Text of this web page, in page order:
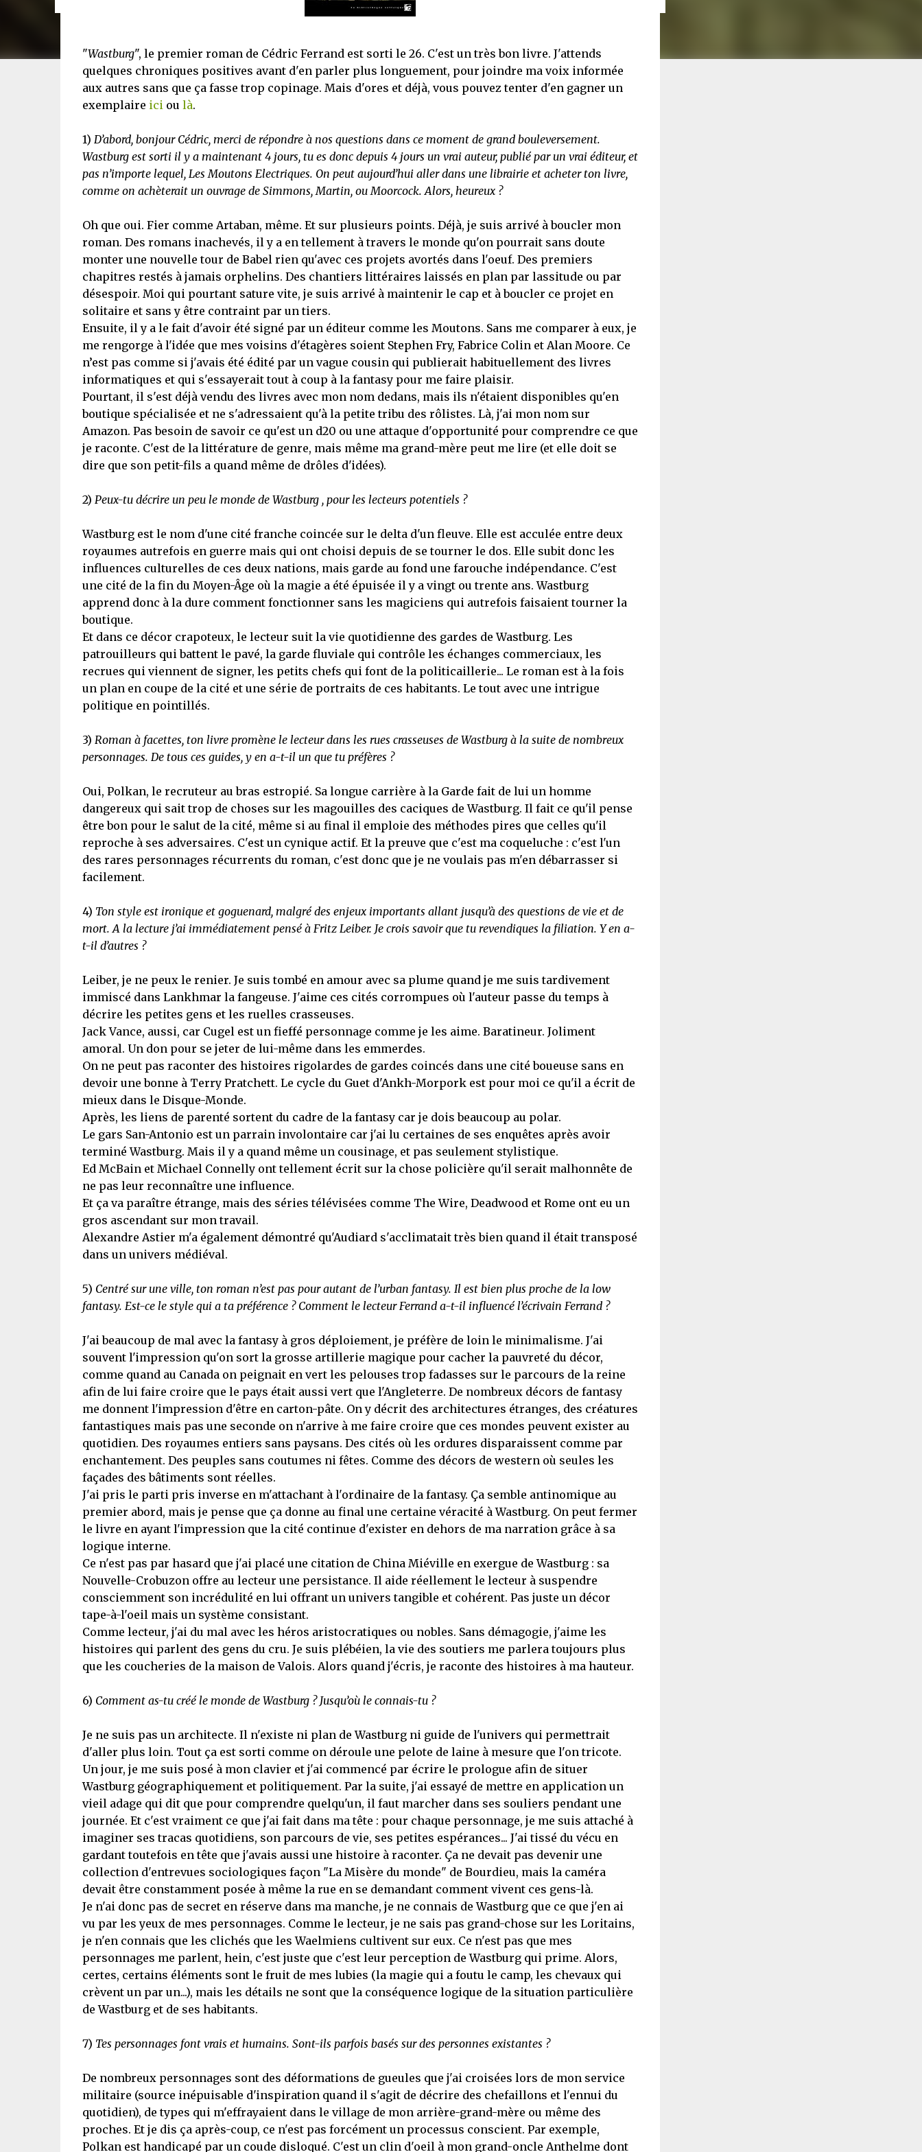
"Wastburg", le premier roman de Cédric Ferrand est sorti le 26. C'est un très bon livre. J'attends
quelques chroniques positives avant d'en parler plus longuement, pour joindre ma voix informée
aux autres sans que ça fasse trop copinage. Mais d'ores et déjà, vous pouvez tenter d'en gagner un
exemplaire iciou là.
1) D’abord, bonjour Cédric, merci de répondre à nos questions dans ce moment de grand bouleversement.
Wastburg est sorti il y a maintenant 4 jours, tu es donc depuis 4 jours un vrai auteur, publié par un vrai éditeur, et
pas n’importe lequel, Les Moutons Electriques. On peut aujourd’hui aller dans une librairie et acheter ton livre,
comme on achèterait un ouvrage de Simmons, Martin, ou Moorcock. Alors, heureux ?
Oh que oui. Fier comme Artaban, même. Et sur plusieurs points. Déjà, je suis arrivé à boucler mon
roman. Des romans inachevés, il y a en tellement à travers le monde qu'on pourrait sans doute
monter une nouvelle tour de Babel rien qu'avec ces projets avortés dans l'oeuf. Des premiers
chapitres restés à jamais orphelins. Des chantiers littéraires laissés en plan par lassitude ou par
désespoir. Moi qui pourtant sature vite, je suis arrivé à maintenir le cap et à boucler ce projet en
solitaire et sans y être contraint par un tiers.
Ensuite, il y a le fait d'avoir été signé par un éditeur comme les Moutons. Sans me comparer à eux, je
me rengorge à l'idée que mes voisins d'étagères soient Stephen Fry, Fabrice Colin et Alan Moore. Ce
n’est pas comme si j'avais été édité par un vague cousin qui publierait habituellement des livres
informatiques et qui s'essayerait tout à coup à la fantasy pour me faire plaisir.
Pourtant, il s'est déjà vendu des livres avec mon nom dedans, mais ils n'étaient disponibles qu'en
boutique spécialisée et ne s'adressaient qu'à la petite tribu des rôlistes. Là, j'ai mon nom sur
Amazon. Pas besoin de savoir ce qu'est un d20 ou une attaque d'opportunité pour comprendre ce que
je raconte. C'est de la littérature de genre, mais même ma grand-mère peut me lire (et elle doit se
dire que son petit-fils a quand même de drôles d'idées).
2) Peux-tu décrire un peu le monde de Wastburg , pour les lecteurs potentiels ?
Wastburg est le nom d'une cité franche coincée sur le delta d'un fleuve. Elle est acculée entre deux
royaumes autrefois en guerre mais qui ont choisi depuis de se tourner le dos. Elle subit donc les
influences culturelles de ces deux nations, mais garde au fond une farouche indépendance. C'est
une cité de la fin du Moyen-Âge où la magie a été épuisée il y a vingt ou trente ans. Wastburg
apprend donc à la dure comment fonctionner sans les magiciens qui autrefois faisaient tourner la
boutique.
Et dans ce décor crapoteux, le lecteur suit la vie quotidienne des gardes de Wastburg. Les
patrouilleurs qui battent le pavé, la garde fluviale qui contrôle les échanges commerciaux, les
recrues qui viennent de signer, les petits chefs qui font de la politicaillerie... Le roman est à la fois
un plan en coupe de la cité et une série de portraits de ces habitants. Le tout avec une intrigue
politique en pointillés.
3) Roman à facettes, ton livre promène le lecteur dans les rues crasseuses de Wastburg à la suite de nombreux
personnages. De tous ces guides, y en a-t-il un que tu préfères ?
Oui, Polkan, le recruteur au bras estropié. Sa longue carrière à la Garde fait de lui un homme
dangereux qui sait trop de choses sur les magouilles des caciques de Wastburg. Il fait ce qu'il pense
être bon pour le salut de la cité, même si au final il emploie des méthodes pires que celles qu'il
reproche à ses adversaires. C'est un cynique actif. Et la preuve que c'est ma coqueluche : c'est l'un
des rares personnages récurrents du roman, c'est donc que je ne voulais pas m'en débarrasser si
facilement.
4) Ton style est ironique et goguenard, malgré des enjeux importants allant jusqu’à des questions de vie et de
mort. A la lecture j’ai immédiatement pensé à Fritz Leiber. Je crois savoir que tu revendiques la filiation. Y en a-
t-il d’autres ?
Leiber, je ne peux le renier. Je suis tombé en amour avec sa plume quand je me suis tardivement
immiscé dans Lankhmar la fangeuse. J'aime ces cités corrompues où l'auteur passe du temps à
décrire les petites gens et les ruelles crasseuses.
Jack Vance, aussi, car Cugel est un fieffé personnage comme je les aime. Baratineur. Joliment
amoral. Un don pour se jeter de lui-même dans les emmerdes.
On ne peut pas raconter des histoires rigolardes de gardes coincés dans une cité boueuse sans en
devoir une bonne à Terry Pratchett. Le cycle du Guet d'Ankh-Morpork est pour moi ce qu'il a écrit de
mieux dans le Disque-Monde.
Après, les liens de parenté sortent du cadre de la fantasy car je dois beaucoup au polar.
Le gars San-Antonio est un parrain involontaire car j'ai lu certaines de ses enquêtes après avoir
terminé Wastburg. Mais il y a quand même un cousinage, et pas seulement stylistique.
Ed McBain et Michael Connelly ont tellement écrit sur la chose policière qu'il serait malhonnête de
ne pas leur reconnaître une influence.
Et ça va paraître étrange, mais des séries télévisées comme The Wire, Deadwood et Rome ont eu un
gros ascendant sur mon travail.
Alexandre Astier m'a également démontré qu'Audiard s'acclimatait très bien quand il était transposé
dans un univers médiéval.
5) Centré sur une ville, ton roman n’est pas pour autant de l’urban fantasy. Il est bien plus proche de la low
fantasy. Est-ce le style qui a ta préférence ? Comment le lecteur Ferrand a-t-il influencé l’écrivain Ferrand ?
J'ai beaucoup de mal avec la fantasy à gros déploiement, je préfère de loin le minimalisme. J'ai
souvent l'impression qu'on sort la grosse artillerie magique pour cacher la pauvreté du décor,
comme quand au Canada on peignait en vert les pelouses trop fadasses sur le parcours de la reine
afin de lui faire croire que le pays était aussi vert que l'Angleterre. De nombreux décors de fantasy
me donnent l'impression d'être en carton-pâte. On y décrit des architectures étranges, des créatures
fantastiques mais pas une seconde on n'arrive à me faire croire que ces mondes peuvent exister au
quotidien. Des royaumes entiers sans paysans. Des cités où les ordures disparaissent comme par
enchantement. Des peuples sans coutumes ni fêtes. Comme des décors de western où seules les
façades des bâtiments sont réelles.
J'ai pris le parti pris inverse en m'attachant à l'ordinaire de la fantasy. Ça semble antinomique au
premier abord, mais je pense que ça donne au final une certaine véracité à Wastburg. On peut fermer
le livre en ayant l'impression que la cité continue d'exister en dehors de ma narration grâce à sa
logique interne.
Ce n'est pas par hasard que j'ai placé une citation de China Miéville en exergue de Wastburg : sa
Nouvelle-Crobuzon offre au lecteur une persistance. Il aide réellement le lecteur à suspendre
consciemment son incrédulité en lui offrant un univers tangible et cohérent. Pas juste un décor
tape-à-l'oeil mais un système consistant.
Comme lecteur, j'ai du mal avec les héros aristocratiques ou nobles. Sans démagogie, j'aime les
histoires qui parlent des gens du cru. Je suis plébéien, la vie des soutiers me parlera toujours plus
que les coucheries de la maison de Valois. Alors quand j'écris, je raconte des histoires à ma hauteur.
6) Comment as-tu créé le monde de Wastburg ? Jusqu’où le connais-tu ?
Je ne suis pas un architecte. Il n'existe ni plan de Wastburg ni guide de l'univers qui permettrait
d'aller plus loin. Tout ça est sorti comme on déroule une pelote de laine à mesure que l'on tricote.
Un jour, je me suis posé à mon clavier et j'ai commencé par écrire le prologue afin de situer
Wastburg géographiquement et politiquement. Par la suite, j'ai essayé de mettre en application un
vieil adage qui dit que pour comprendre quelqu'un, il faut marcher dans ses souliers pendant une
journée. Et c'est vraiment ce que j'ai fait dans ma tête : pour chaque personnage, je me suis attaché à
imaginer ses tracas quotidiens, son parcours de vie, ses petites espérances... J'ai tissé du vécu en
gardant toutefois en tête que j'avais aussi une histoire à raconter. Ça ne devait pas devenir une
collection d'entrevues sociologiques façon "La Misère du monde" de Bourdieu, mais la caméra
devait être constamment posée à même la rue en se demandant comment vivent ces gens-là.
Je n'ai donc pas de secret en réserve dans ma manche, je ne connais de Wastburg que ce que j'en ai
vu par les yeux de mes personnages. Comme le lecteur, je ne sais pas grand-chose sur les Loritains,
je n'en connais que les clichés que les Waelmiens cultivent sur eux. Ce n'est pas que mes
personnages me parlent, hein, c'est juste que c'est leur perception de Wastburg qui prime. Alors,
certes, certains éléments sont le fruit de mes lubies (la magie qui a foutu le camp, les chevaux qui
crèvent un par un...), mais les détails ne sont que la conséquence logique de la situation particulière
de Wastburg et de ses habitants.
7) Tes personnages font vrais et humains. Sont-ils parfois basés sur des personnes existantes ?
De nombreux personnages sont des déformations de gueules que j'ai croisées lors de mon service
militaire (source inépuisable d'inspiration quand il s'agit de décrire des chefaillons et l'ennui du
quotidien), de types qui m'effrayaient dans le village de mon arrière-grand-mère ou même des
proches. Et je dis ça après-coup, ce n'est pas forcément un processus conscient. Par exemple,
Polkan est handicapé par un coude disloqué. C'est un clin d'oeil à mon grand-oncle Anthelme dont